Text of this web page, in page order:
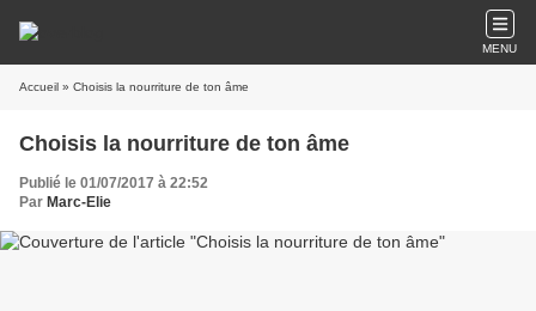
MENU
Accueil » Choisis la nourriture de ton âme
Choisis la nourriture de ton âme
Publié le 01/07/2017 à 22:52
Par Marc-Elie